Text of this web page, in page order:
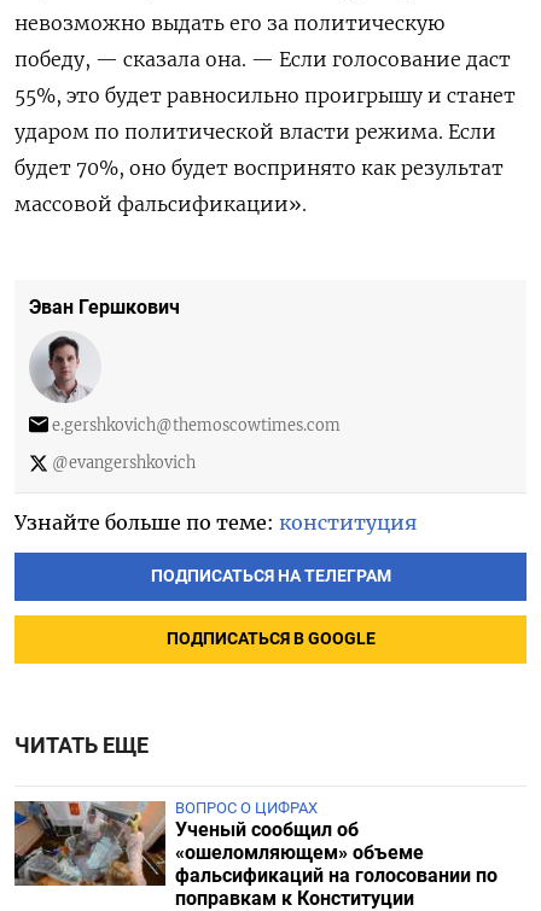
невозможно выдать его за политическую
победу, — сказала она. — Если голосование даст
55%, это будет равносильно проигрышу и станет
ударом по политической власти режима. Если
будет 70%, оно будет воспринято как результат
массовой фальсификации».
Эван Гершкович
e.gershkovich@themoscowtimes.com
@evangershkovich
Узнайте больше по теме: конституция
ПОДПИСАТЬСЯ НА ТЕЛЕГРАМ
ПОДПИСАТЬСЯ В GOOGLE
ЧИТАТЬ ЕЩЕ
ВОПРОС О ЦИФРАХ
Ученый сообщил об
«ошеломляющем» объеме
фальсификаций на голосовании по
поправкам к Конституции